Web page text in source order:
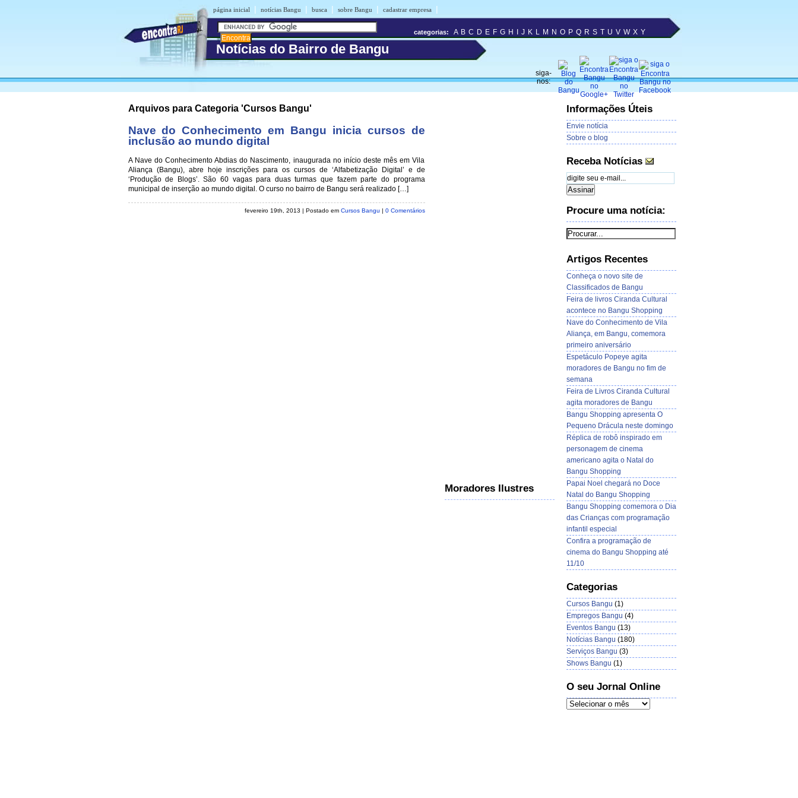
página inicial | notícias Bangu | busca | sobre Bangu | cadastrar empresa |
Notícias do Bairro de Bangu
siga-
nos:
categorias: A B C D E F G H J K L M N O P Q R S T U V W X Y
Arquivos para Categoria 'Cursos Bangu'
Nave do Conhecimento em Bangu inicia cursos de
inclusão ao mundo digital
A Nave do Conhecimento Abdias do Nascimento, inaugurada no início deste mês em Vila
Aliança (Bangu), abre hoje inscrições para os cursos de ‘Alfabetização Digital’ e de
‘Produção de Blogs’. São 60 vagas para duas turmas que fazem parte do programa
municipal de inserção ao mundo digital. O curso no bairro de Bangu será realizado […]
fevereiro 19th, 2013 | Postado em Cursos Bangu | 0 Comentários
Moradores Ilustres
Informações Úteis
Envie notícia
Sobre o blog
Receba Notícias
Procure uma notícia:
Artigos Recentes
Conheça o novo site de
Classificados de Bangu
Feira de livros Ciranda Cultural
acontece no Bangu Shopping
Nave do Conhecimento de Vila
Aliança, em Bangu, comemora
primeiro aniversário
Espetáculo Popeye agita
moradores de Bangu no fim de
semana
Feira de Livros Ciranda Cultural
agita moradores de Bangu
Bangu Shopping apresenta O
Pequeno Drácula neste domingo
Réplica de robô inspirado em
personagem de cinema
americano agita o Natal do
Bangu Shopping
Papai Noel chegará no Doce
Natal do Bangu Shopping
Bangu Shopping comemora o Dia
das Crianças com programação
infantil especial
Confira a programação de
cinema do Bangu Shopping até
11/10
Categorias
Cursos Bangu (1)
Empregos Bangu (4)
Eventos Bangu (13)
Notícias Bangu (180)
Serviços Bangu (3)
Shows Bangu (1)
O seu Jornal Online